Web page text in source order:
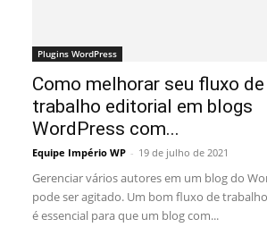
Plugins WordPress
Como melhorar seu fluxo de
trabalho editorial em blogs
WordPress com...
Equipe Império WP - 19 de julho de 2021
Gerenciar vários autores em um blog do
pode ser agitado. Um bom fluxo de
é essencial para que um blog com...